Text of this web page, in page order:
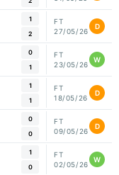
1
2
FT
27/05/26
D
0
1
FT
23/05/26
W
1
1
FT
18/05/26
D
0
0
FT
09/05/26
D
1
0
FT
02/05/26
W